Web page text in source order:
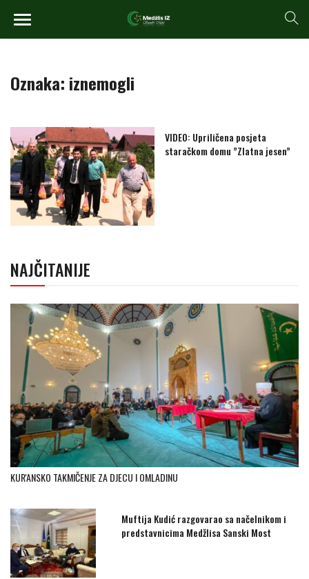
Oznaka: iznemogli
VIDEO: Upriličena posjeta
staračkom domu ”Zlatna jesen”
NAJČITANIJE
KUR'ANSKO TAKMIČENJE ZA DJECU I OMLADINU
Muftija Kudić razgovarao sa načelnikom i
predstavnicima Medžlisa Sanski Most